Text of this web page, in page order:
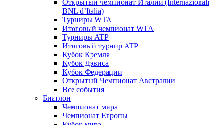
Открытый чемпионат Италии (Internazionali
BNL d’Italia)
Турниры WTA
Итоговый чемпионат WTA
Турниры ATP
Итоговый турнир ATP
Кубок Кремля
Кубок Дэвиса
Кубок Федерации
Открытый Чемпионат Австралии
Все события
Биатлон
Чемпионат мира
Чемпионат Европы